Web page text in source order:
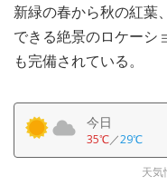
新緑の春から秋の紅葉
できる絶景のロケーシ
も完備されている。
今日
35℃／29℃
天気